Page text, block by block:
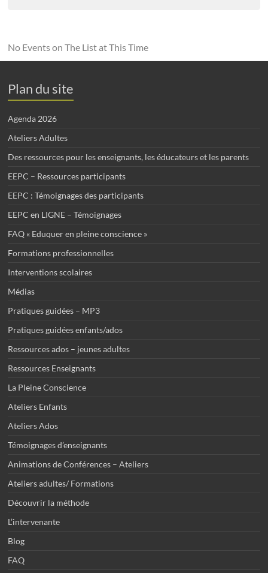
No Events on The List at This Time
Plan du site
Agenda 2026
Ateliers Adultes
Des ressources pour les enseignants, les éducateurs et les parents
EEPC – Ressources participants
EEPC : Témoignages des participants
EEPC en LIGNE – Témoignages
FAQ « Eduquer en pleine conscience »
Formations professionnelles
Interventions scolaires
Médias
Pratiques guidées – MP3
Pratiques guidées enfants/ados
Ressources ados – jeunes adultes
Ressources Enseignants
La Pleine Conscience
Ateliers Enfants
Ateliers Ados
Témoignages d’enseignants
Animations de Conférences – Ateliers
Ateliers adultes/ Formations
Découvrir la méthode
L’intervenante
Blog
FAQ